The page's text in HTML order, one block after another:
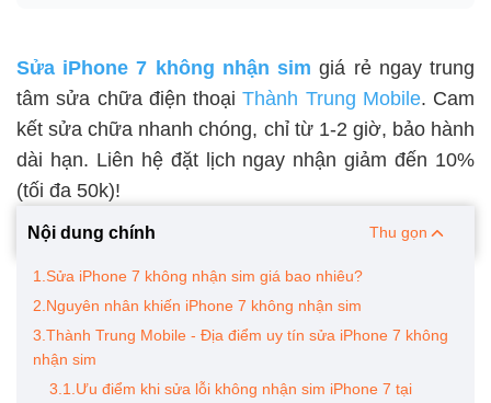
Sửa iPhone 7 không nhận sim giá rẻ ngay trung
tâm sửa chữa điện thoại Thành Trung Mobile. Cam
kết sửa chữa nhanh chóng, chỉ từ 1-2 giờ, bảo hành
dài hạn. Liên hệ đặt lịch ngay nhận giảm đến 10%
(tối đa 50k)!
Nội dung chính Thu gọn
1.Sửa iPhone 7 không nhận sim giá bao nhiêu?
2.Nguyên nhân khiến iPhone 7 không nhận sim
3.Thành Trung Mobile - Địa điểm uy tín sửa iPhone 7 không
nhận sim
3.1.Ưu điểm khi sửa lỗi không nhận sim iPhone 7 tại